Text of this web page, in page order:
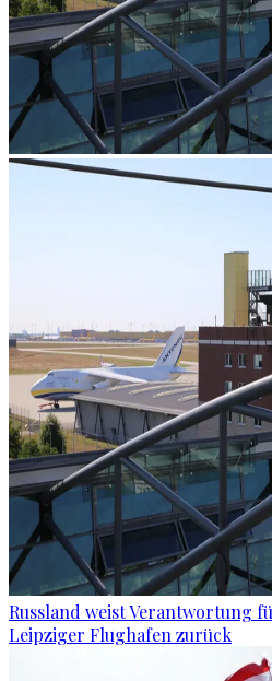
Russland weist Verantwortung
Leipziger Flughafen zurück